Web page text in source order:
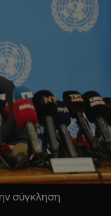
σύγκληση